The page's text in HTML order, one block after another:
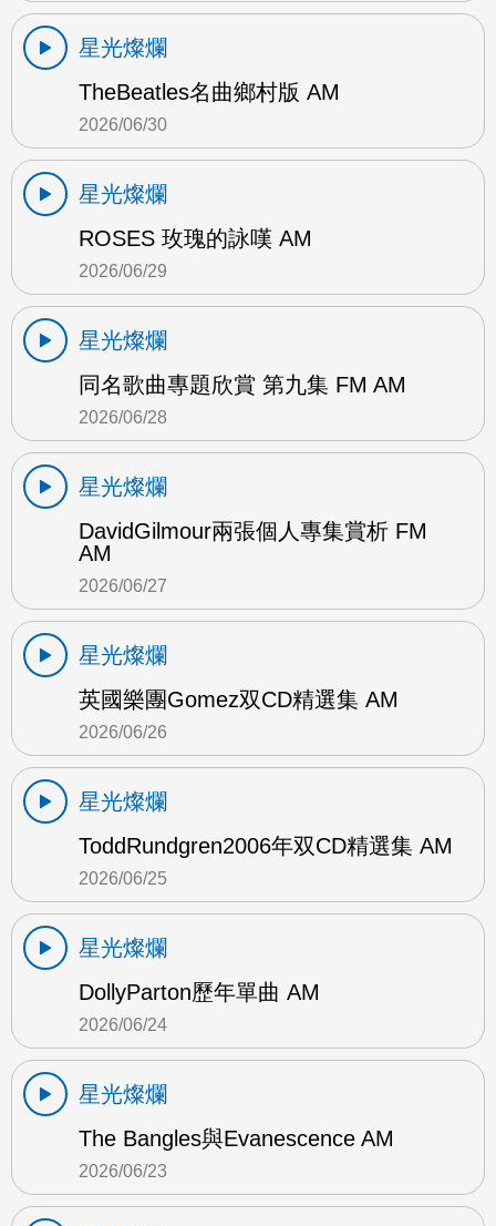
星光燦爛
TheBeatles名曲鄉村版 AM
2026/06/30
星光燦爛
ROSES 玫瑰的詠嘆 AM
2026/06/29
星光燦爛
同名歌曲專題欣賞 第九集 FM AM
2026/06/28
星光燦爛
DavidGilmour兩張個人專集賞析 FM
AM
2026/06/27
星光燦爛
英國樂團Gomez双CD精選集 AM
2026/06/26
星光燦爛
ToddRundgren2006年双CD精選集 AM
2026/06/25
星光燦爛
DollyParton歷年單曲 AM
2026/06/24
星光燦爛
The Bangles與Evanescence AM
2026/06/23